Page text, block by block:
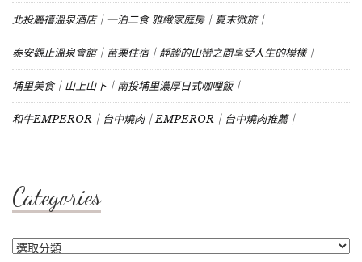
北投麗禧溫泉酒店｜一泊二食 雅緻家庭房｜夏末微旅｜
泰安觀止溫泉會館｜苗栗住宿｜靜謐的山巒之間享受人生的模樣｜
埔里美食｜山上山下｜南投埔里濃厚日式咖哩飯｜
和牛EMPEROR｜台中燒肉｜EMPEROR｜台中燒肉推薦｜
Categories
Categories